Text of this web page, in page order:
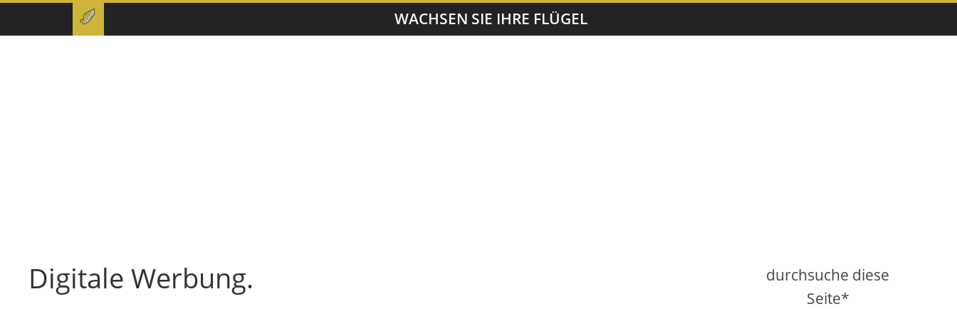
WACHSEN SIE IHRE FLÜGEL
Digitale Werbung.
durchsuche diese
Seite*